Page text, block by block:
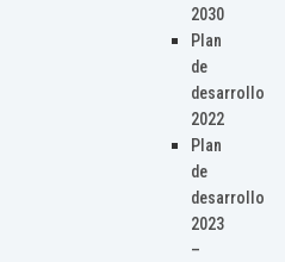
2030
Plan
de
desarrollo
2022
Plan
de
desarrollo
2023
–